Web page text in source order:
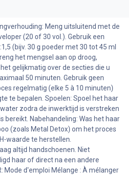
Meng uitsluitend met de
(20 of 30 vol.). Gebruik een
(bijv. 30 g poeder met 30 tot 45 ml
het mengsel aan op droog,
gelijkmatig over de secties die u
50 minuten. Gebruik geen
regelmatig (elke 5 à 10 minuten)
te bepalen. Spoelen: Spoel het haar
zodra de inwerktijd is verstreken
bereikt. Nabehandeling: Was het haar
(zoals Metal Detox) om het proces
waarde te herstellen.
altijd handschoenen. Niet
haar of direct na een andere
Mode d'emploi Mélange : À mélanger